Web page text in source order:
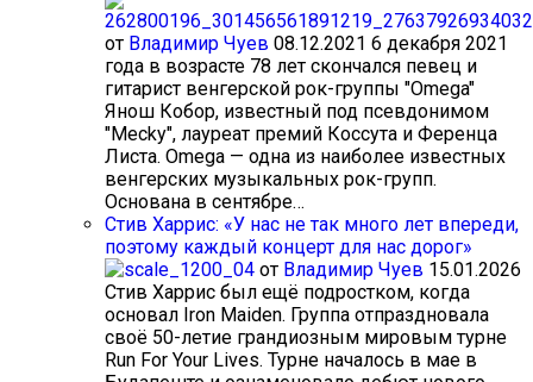
от Владимир Чуев 08.12.2021 6 декабря 2021
года в возрасте 78 лет скончался певец и
гитарист венгерской рок-группы "Omega"
Янош Кобор, известный под псевдонимом
"Mecky", лауреат премий Коссута и Ференца
Листа. Omega — одна из наиболее известных
венгерских музыкальных рок-групп.
Основана в сентябре…
Стив Харрис: «У нас не так много лет впереди,
поэтому каждый концерт для нас дорог»
от Владимир Чуев 15.01.2026
Стив Харрис был ещё подростком, когда
основал Iron Maiden. Группа отпраздновала
своё 50-летие грандиозным мировым турне
Run For Your Lives. Турне началось в мае в